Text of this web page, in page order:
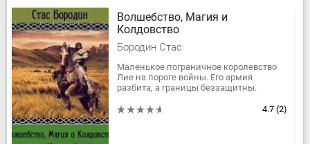
Волшебство, Магия и
Колдовство
Бородин Стас
Маленькое пограничное королевство
Лие на пороге войны. Его армия
разбита, а границы беззащитны.
могучим магом, начинают вторжение.
4.7 (2)